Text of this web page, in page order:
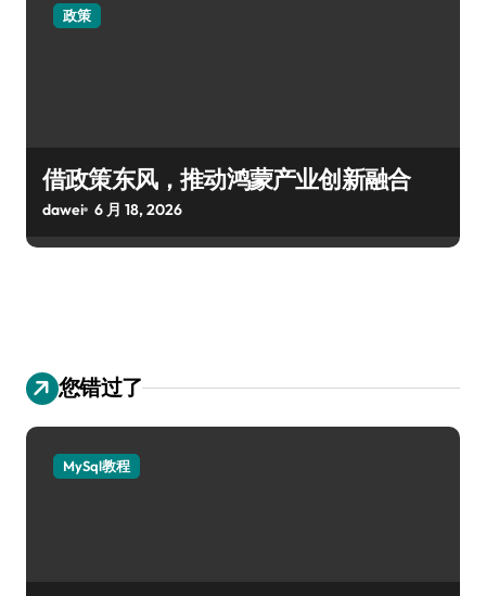
政策
借政策东风，推动鸿蒙产业创新融合
dawei 6 月 18, 2026
您错过了
MySql教程